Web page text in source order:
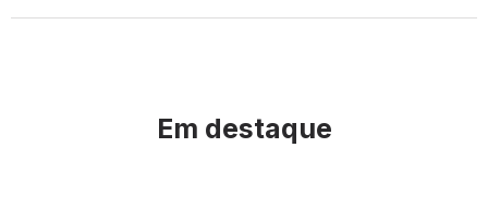
Em destaque